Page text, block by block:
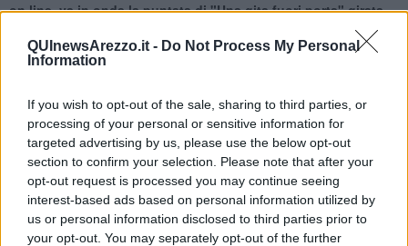
QUInewsArezzo.it - Do Not Process My Personal
Information
If you wish to opt-out of the sale, sharing to third parties, or
processing of your personal or sensitive information for
targeted advertising by us, please use the below opt-out
section to confirm your selection. Please note that after your
opt-out request is processed you may continue seeing
interest-based ads based on personal information utilized by
us or personal information disclosed to third parties prior to
your opt-out. You may separately opt-out of the further
on line, va in onda la puntata di "Una gita fuori porta" girata
AREZZO —Occhi incollati allo schermo della tv questa sera.
22,30, in contemporanea su Sky BFC Forbes, su Tvsat canale 61 e
sul canale 260 del nuovo digitale terrestre o
https://bfcvideo.com/va in onda la puntata di“Una gita fuori
porta”girata interamente ad Arezzo lo scorso sabato 27
novembre.